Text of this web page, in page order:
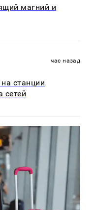
магний и
час назад
станции
сетей